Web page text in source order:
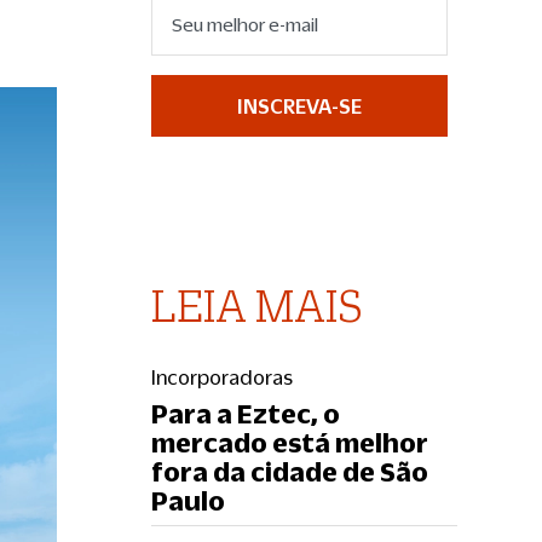
INSCREVA-SE
LEIA MAIS
Incorporadoras
Para a Eztec, o
mercado está melhor
fora da cidade de São
Paulo